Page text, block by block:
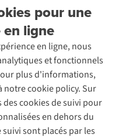
pour une
ligne
en ligne, nous
et fonctionnels
plus d'informations,
notre cookie policy. Sur
cookies de suivi pour
en dehors du
sont placés par les